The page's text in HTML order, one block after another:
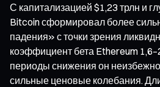
С капитализацией $1,23 трлн и
Bitcoin сформировал более
падения» с точки зрения
коэффициент бета Ethereum
периоды снижения он
сильные ценовые колебания.